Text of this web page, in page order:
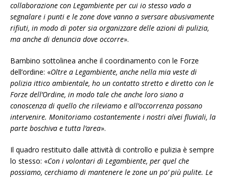
collaborazione con Legambiente per cui io stesso vado a
segnalare i punti e le zone dove vanno a sversare abusivamente
rifiuti, in modo di poter sia organizzare delle azioni di pulizia,
ma anche di denuncia dove occorre».
Bambino sottolinea anche il coordinamento con le Forze
dell’ordine: «Oltre a Legambiente, anche nella mia veste di
polizia ittico ambientale, ho un contatto stretto e diretto con le
Forze dell’Ordine, in modo tale che anche loro siano a
conoscenza di quello che rileviamo e all’occorrenza possano
intervenire. Monitoriamo costantemente i nostri alvei fluviali, la
parte boschiva e tutta l’area».
Il quadro restituito dalle attività di controllo e pulizia è sempre
lo stesso: «Con i volontari di Legambiente, per quel che
possiamo, cerchiamo di mantenere le zone un po’ più pulite. Le